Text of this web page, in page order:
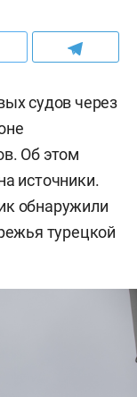
судов через
Об этом
источники.
обнаружили
турецкой